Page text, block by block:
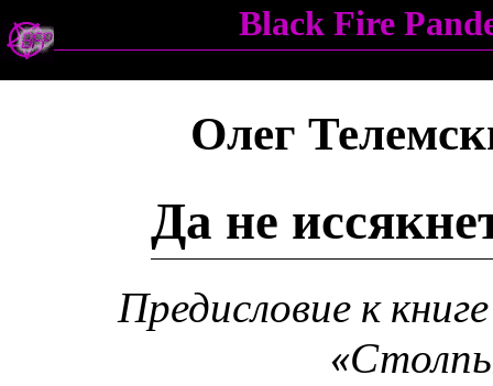
Black Fire
Олег
Да не
Предисловие к